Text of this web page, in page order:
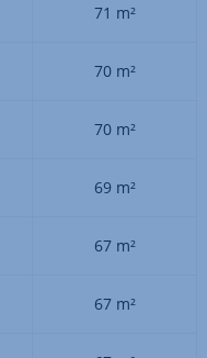
71 m²
70 m²
70 m²
69 m²
67 m²
67 m²